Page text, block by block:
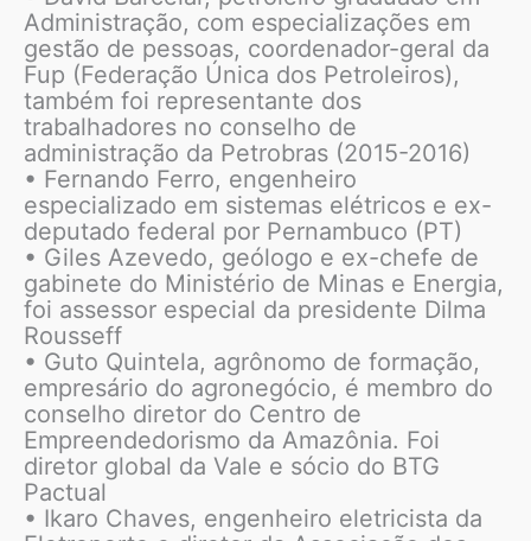
Administração, com especializações em
gestão de pessoas, coordenador-geral da
Fup (Federação Única dos Petroleiros),
também foi representante dos
trabalhadores no conselho de
administração da Petrobras (2015-2016)
• Fernando Ferro, engenheiro
especializado em sistemas elétricos e ex-
deputado federal por Pernambuco (PT)
• Giles Azevedo, geólogo e ex-chefe de
gabinete do Ministério de Minas e Energia,
foi assessor especial da presidente Dilma
Rousseff
• Guto Quintela, agrônomo de formação,
empresário do agronegócio, é membro do
conselho diretor do Centro de
Empreendedorismo da Amazônia. Foi
diretor global da Vale e sócio do BTG
Pactual
• Ikaro Chaves, engenheiro eletricista da